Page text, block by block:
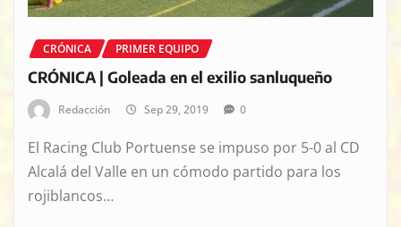
CRÓNICA PRIMER EQUIPO
CRÓNICA | Goleada en el exilio sanluqueño
Redacción Sep 29, 2019 0
El Racing Club Portuense se impuso por 5-0 al CD
Alcalá del Valle en un cómodo partido para los
rojiblancos…